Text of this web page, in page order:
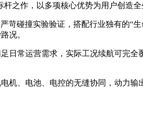
之作，以多项核心优势为用户创造全
苛碰撞实验验证，搭配行业独有的“
况。
日常运营需求，实际工况续航可完
机、电池、电控的无缝协同，动力